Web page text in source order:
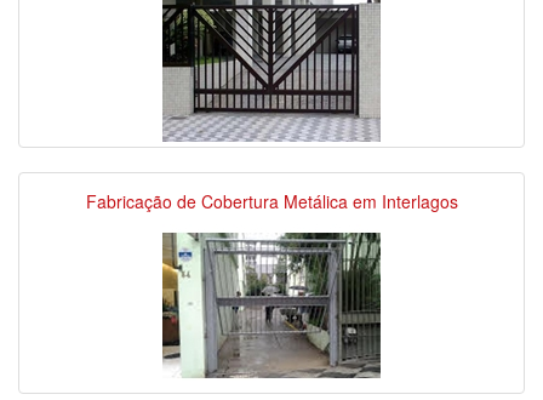
Fabricação de Cobertura Metálica em Interlagos